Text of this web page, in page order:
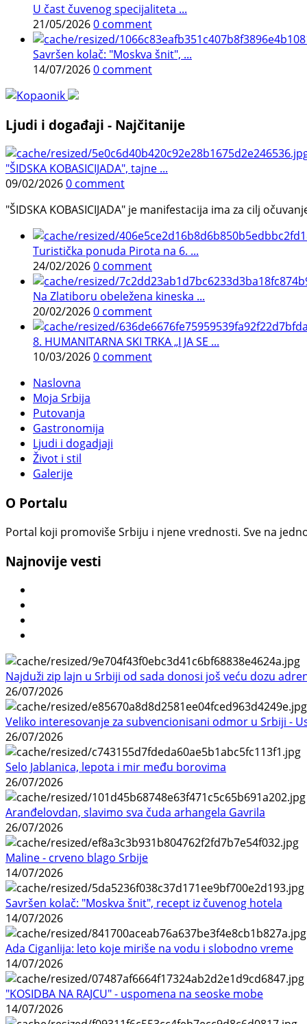
U čast čuvenog specijaliteta ...
21/05/20260 comment
Savršen kolač: "Moskva šnit", ...
14/07/20260 comment
Ljudi i događaji - Najčitanije
"ŠIDSKA KOBASICIJADA", tajne ...
09/02/20260 comment
"ŠIDSKA KOBASICIJADA" je manifestacija ima za cilj
Turistička ponuda Pirota na 6. ...
24/02/20260 comment
Na Zlatiboru obeležena kineska ...
20/02/20260 comment
8. HUMANITARNA SKI TRKA „I JA SE ...
10/03/20260 comment
Naslovna
Moja Srbija
Putovanja
Gastronomija
Ljudi i dogadjaji
Život i stil
Galerije
O Portalu
Portal koji promoviše Srbiju i njene vrednosti. Sve na
Najnovije vesti
Najduži zip lajn u Srbiji od sada donosi još veću dozu
26/07/2026
Veliko interesovanje za subvencionisani odmor u Srbiji -
26/07/2026
Selo Jablanica, lepota i mir među borovima
26/07/2026
Aranđelovdan, slavimo sva čuda arhangela Gavrila
26/07/2026
Maline - crveno blago Srbije
14/07/2026
Savršen kolač: "Moskva šnit", recept iz čuvenog hotela
14/07/2026
Ada Ciganlija: leto koje miriše na vodu i slobodno vreme
14/07/2026
"KOSIDBA NA RAJCU" - uspomena na seoske mobe
14/07/2026